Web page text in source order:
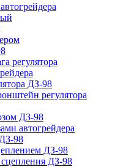
регулятора
ДЗ-98
регулятора
ДЗ-98
автогрейдера
98
ДЗ-98
ДЗ-98